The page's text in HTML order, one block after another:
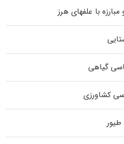
با علفهای هرز
گیاهی
کشاورزی